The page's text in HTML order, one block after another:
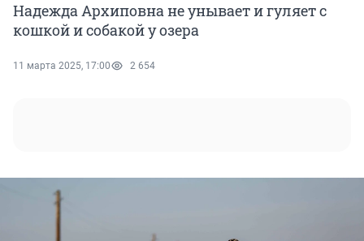
Надежда Архиповна не унывает и гуляет с
кошкой и собакой у озера
11 марта 2025, 17:00 2 654